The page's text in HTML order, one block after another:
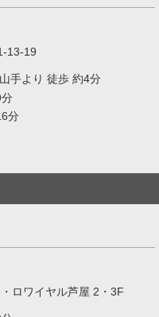
13-19
手より 徒歩 約4分
分
ロワイヤル芦屋 2・3F